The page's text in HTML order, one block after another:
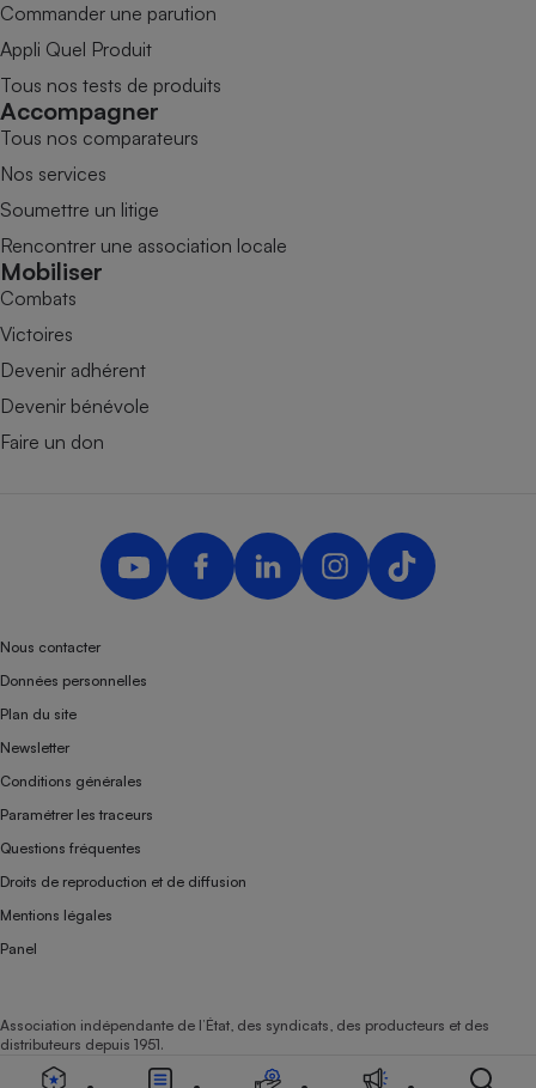
Commander une parution
Appli Quel Produit
Tous nos tests de produits
Accompagner
Tous nos comparateurs
Nos services
Soumettre un litige
Rencontrer une association locale
Mobiliser
Combats
Victoires
Devenir adhérent
Devenir bénévole
Faire un don
Nous contacter
Données personnelles
Plan du site
Newsletter
Conditions générales
Paramétrer les traceurs
Questions fréquentes
Droits de reproduction et de diffusion
Mentions légales
Panel
Association indépendante de l’État, des syndicats, des producteurs et des
distributeurs depuis 1951.